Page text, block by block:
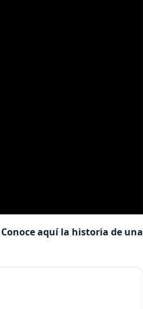
aquí la historia de una